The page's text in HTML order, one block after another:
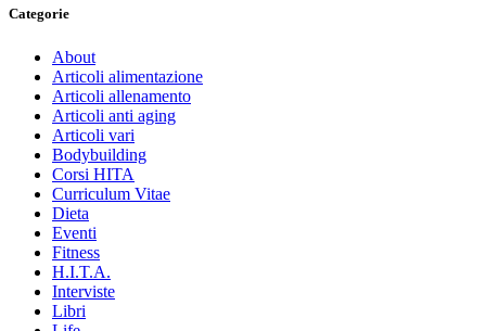
Categorie
About
Articoli alimentazione
Articoli allenamento
Articoli anti aging
Articoli vari
Bodybuilding
Corsi HITA
Curriculum Vitae
Dieta
Eventi
Fitness
H.I.T.A.
Interviste
Libri